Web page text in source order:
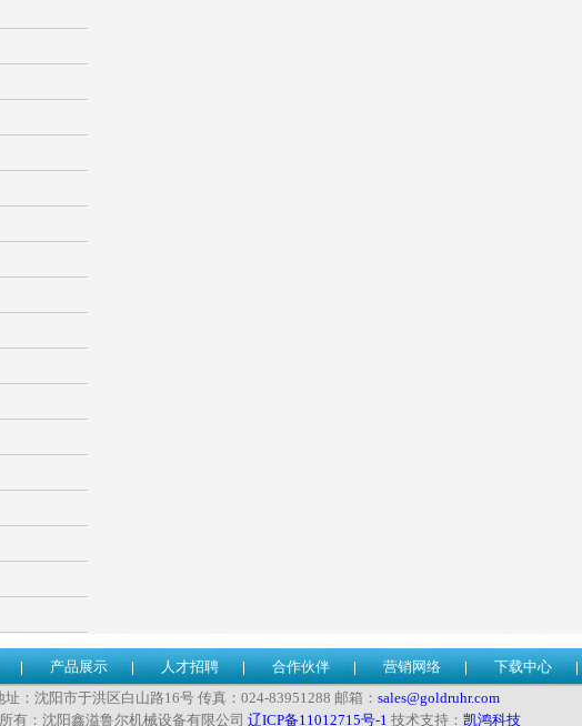
产品展示 人才招聘 合作伙伴 营销网络 下载中心
址：沈阳市于洪区白山路16号 传真：024-83951288 邮箱： sales@goldruhr.com
有：沈阳鑫溢鲁尔机械设备有限公司 辽ICP备11012715号-1 技术支持： 凯鸿科技